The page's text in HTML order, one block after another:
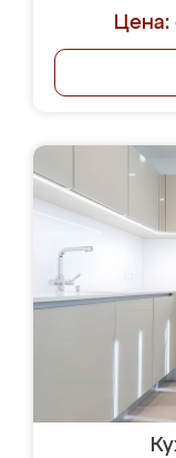
Цена: